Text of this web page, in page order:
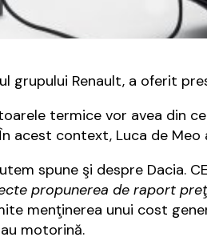
grupului Renault, a oferit
termice vor avea din
acest context, Luca de Meo
spune şi despre Dacia.
propunerea de raport
menţinerea unui cost
motorină.